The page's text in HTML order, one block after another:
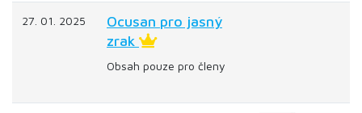
27. 01. 2025
Ocusan pro jasný
zrak
Obsah pouze pro členy